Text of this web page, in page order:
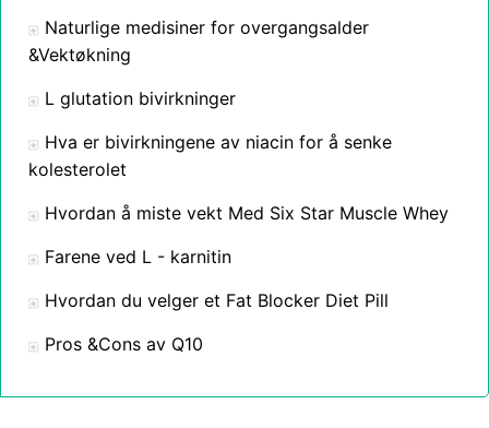
Naturlige medisiner for overgangsalder
&Vektøkning
L glutation bivirkninger
Hva er bivirkningene av niacin for å senke
kolesterolet
Hvordan å miste vekt Med Six Star Muscle Whey
Farene ved L - karnitin
Hvordan du velger et Fat Blocker Diet Pill
Pros &Cons av Q10